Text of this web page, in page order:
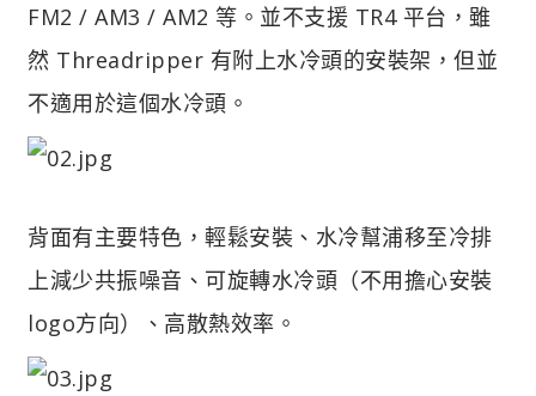
FM2 / AM3 / AM2 等。並不支援 TR4 平台，雖
然 Threadripper 有附上水冷頭的安裝架，但並
不適用於這個水冷頭。
背面有主要特色，輕鬆安裝、水冷幫浦移至冷排
上減少共振噪音、可旋轉水冷頭（不用擔心安裝
logo方向）、高散熱效率。